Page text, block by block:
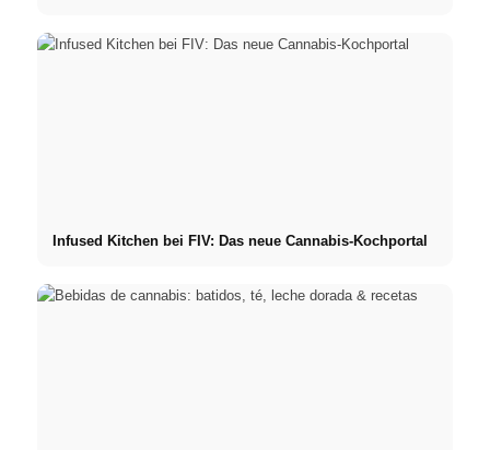
Infused Kitchen bei FIV: Das neue Cannabis-Kochportal